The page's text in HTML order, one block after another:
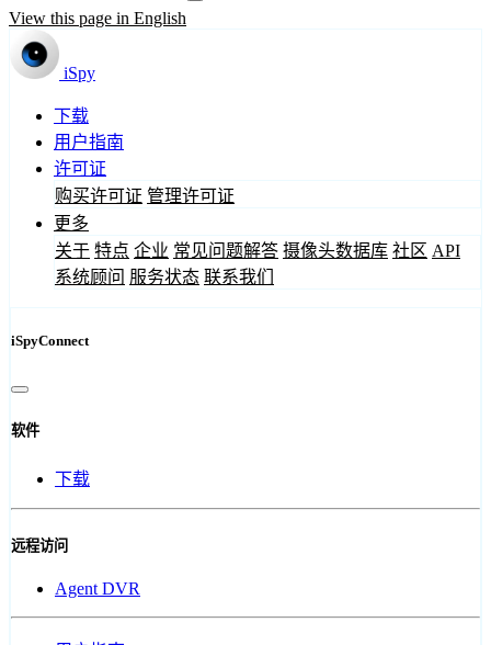
View this page in English
iSpy
下载
用户指南
许可证
购买许可证 管理许可证
更多
关于 特点 企业 常见问题解答 摄像头数据库 社区 API
系统顾问 服务状态 联系我们
iSpyConnect
软件
下载
远程访问
Agent DVR